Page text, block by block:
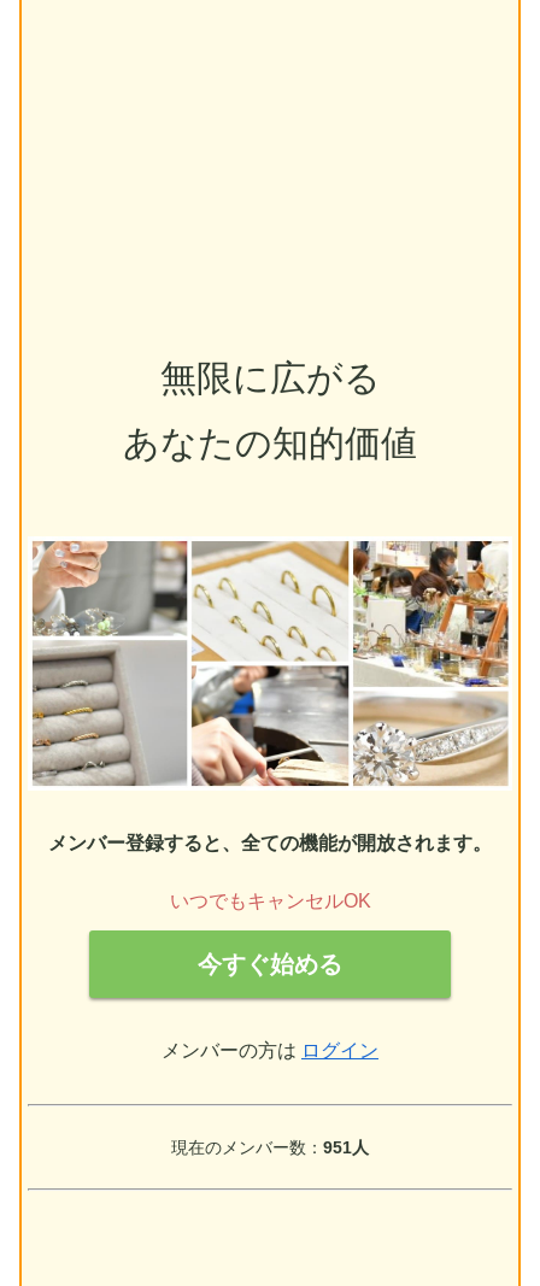
無限に広がる
あなたの知的価値
メンバー登録すると、全ての機能が開放されます。
いつでもキャンセルOK
今すぐ始める
メンバーの方は ログイン
現在のメンバー数： 951人